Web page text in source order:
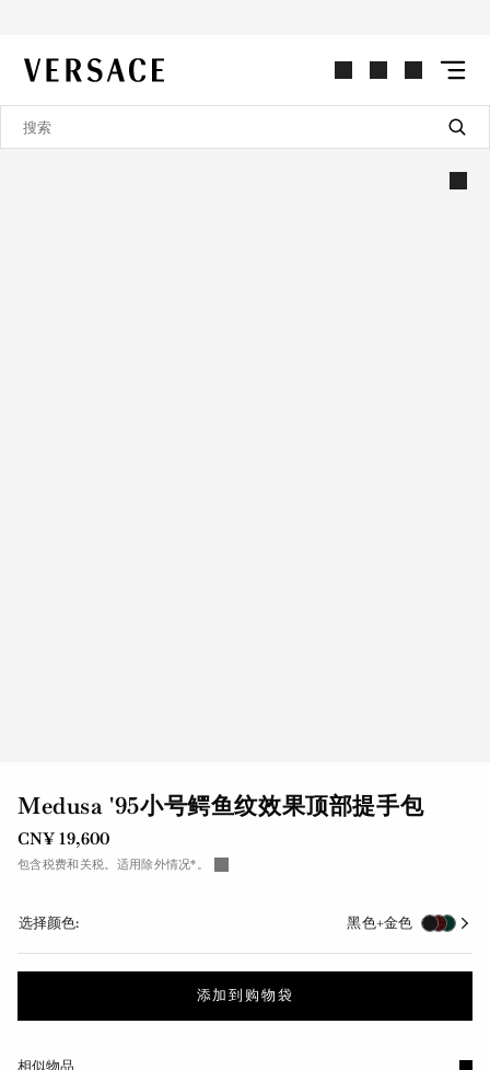
VERSACE | 主页
Medusa '95小号鳄鱼纹效果顶部提手包
CN¥ 19,600
包含税费和关税。适用除外情况*。
选择颜色: 黑色+金色
添加到购物袋
相似物品